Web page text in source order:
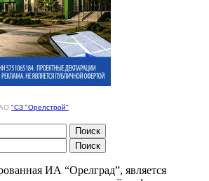
"СЗ "Орелстрой"
ИА “Орелград”, является